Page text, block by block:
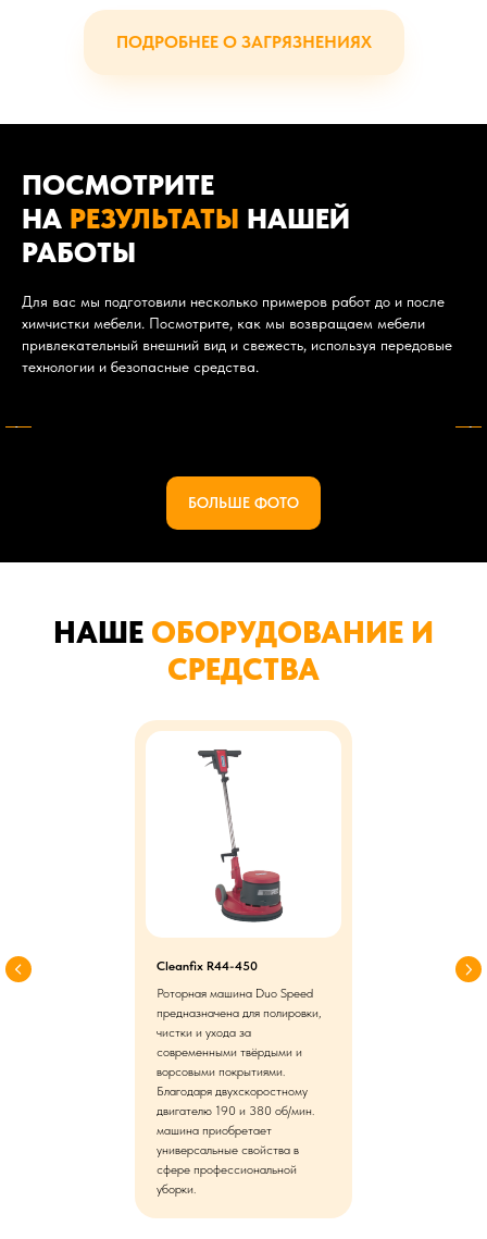
ПОДРОБНЕЕ О ЗАГРЯЗНЕНИЯХ
ПОСМОТРИТЕ
НА РЕЗУЛЬТАТЫ НАШЕЙ
РАБОТЫ
Для вас мы подготовили несколько примеров работ до и после
химчистки мебели. Посмотрите, как мы возвращаем мебели
привлекательный внешний вид и свежесть, используя передовые
технологии и безопасные средства.
БОЛЬШЕ ФОТО
НАШЕ ОБОРУДОВАНИЕ И
СРЕДСТВА
Cleanfix R44-450
Роторная машина Duo Speed
предназначена для полировки,
чистки и ухода за
современными твёрдыми и
ворсовыми покрытиями.
Благодаря двухскоростному
двигателю 190 и 380 об/мин.
машина приобретает
универсальные свойства в
сфере профессиональной
уборки.